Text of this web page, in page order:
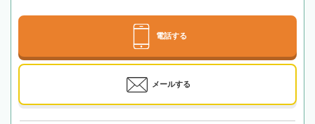
電話する
メールする